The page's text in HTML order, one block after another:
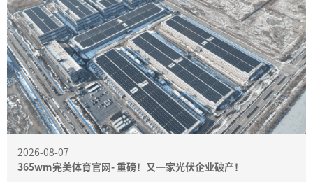
2026-08-07
365wm完美体育官网- 重磅！又一家光伏企业破产！